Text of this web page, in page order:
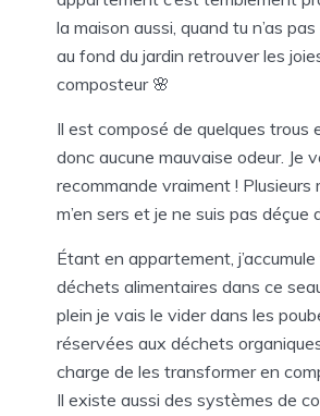
la maison aussi, quand tu n’as pas
au fond du jardin retrouver les
composteur 🌸
Il est composé de quelques trous
donc aucune mauvaise odeur. Je
recommande vraiment ! Plusieurs
m’en sers et je ne suis pas déçue
Étant en appartement,
déchets alimentaires dans ce
plein je vais le vider dans les
réservées aux déchets
charge de les transformer en
Il existe aussi des systèmes de